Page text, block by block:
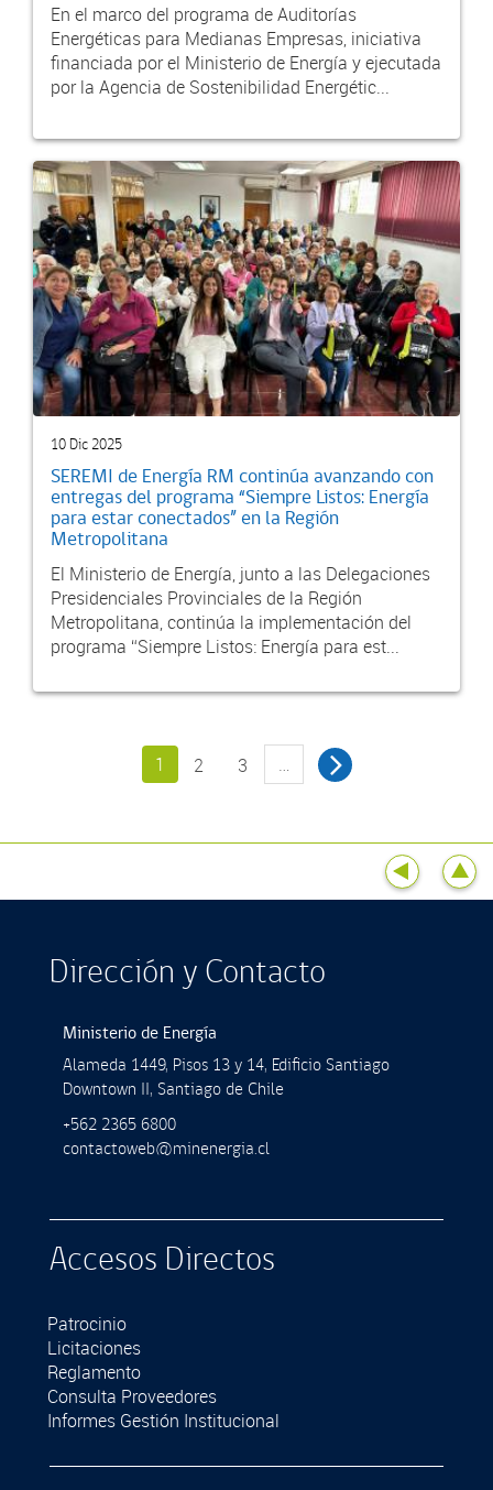
En el marco del programa de Auditorías
Energéticas para Medianas Empresas, iniciativa
financiada por el Ministerio de Energía y ejecutada
por la Agencia de Sostenibilidad Energétic...
10 Dic 2025
SEREMI de Energía RM continúa avanzando con
entregas del programa “Siempre Listos: Energía
para estar conectados” en la Región
Metropolitana
El Ministerio de Energía, junto a las Delegaciones
Presidenciales Provinciales de la Región
Metropolitana, continúa la implementación del
programa “Siempre Listos: Energía para est...
1 2 3 …
Dirección y Contacto
Ministerio de Energía
Alameda 1449, Pisos 13 y 14, Ediﬁcio Santiago
Downtown II, Santiago de Chile
+562 2365 6800
contactoweb@minenergia.cl
Accesos Directos
Patrocinio
Licitaciones
Reglamento
Consulta Proveedores
Informes Gestión Institucional